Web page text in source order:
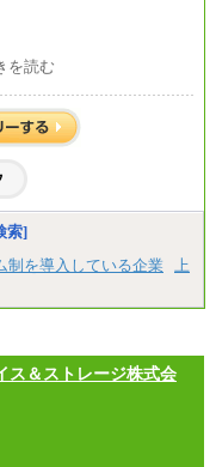
円（※5）
円（※5）
県、神奈川県
、滋賀県
、群馬県、長野県、新
県、広島県、山口県、
んだ金額を表示
円、※2…33,000円、
読む
索]
制を導入している企業
上
ス＆ストレージ株式会